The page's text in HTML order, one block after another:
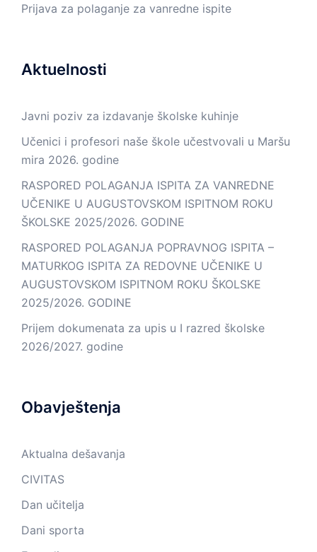
Prijava za polaganje za vanredne ispite
Aktuelnosti
Javni poziv za izdavanje školske kuhinje
Učenici i profesori naše škole učestvovali u Maršu
mira 2026. godine
RASPORED POLAGANJA ISPITA ZA VANREDNE
UČENIKE U AUGUSTOVSKOM ISPITNOM ROKU
ŠKOLSKE 2025/2026. GODINE
RASPORED POLAGANJA POPRAVNOG ISPITA –
MATURKOG ISPITA ZA REDOVNE UČENIKE U
AUGUSTOVSKOM ISPITNOM ROKU ŠKOLSKE
2025/2026. GODINE
Prijem dokumenata za upis u I razred školske
2026/2027. godine
Obavještenja
Aktualna dešavanja
CIVITAS
Dan učitelja
Dani sporta